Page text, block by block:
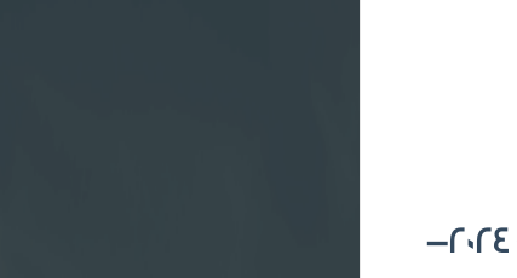
نتائج البطولة الخامسة براعم بمحافظة المجمعة 2024-